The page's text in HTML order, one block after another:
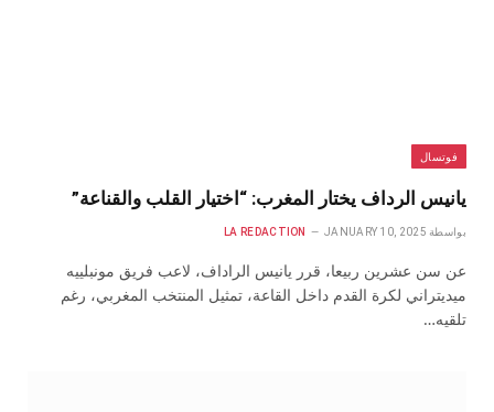
فوتسال
يانيس الرداف يختار المغرب: “اختيار القلب والقناعة”
بواسطة LA REDACTION JANUARY 10, 2025
عن سن عشرين ربيعا، قرر يانيس الراداف، لاعب فريق مونبلييه
ميديتراني لكرة القدم داخل القاعة، تمثيل المنتخب المغربي، رغم
تلقيه…